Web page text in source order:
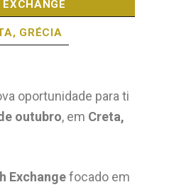
GRÉCIA
oportunidade para ti
outubro, em Creta,
Exchangefocado em